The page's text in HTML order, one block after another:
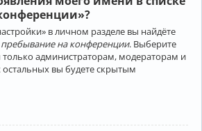
в личном разделе вы найдёте
на конференции. Выберите
только администраторам, модераторам и
остальных вы будете скрытым